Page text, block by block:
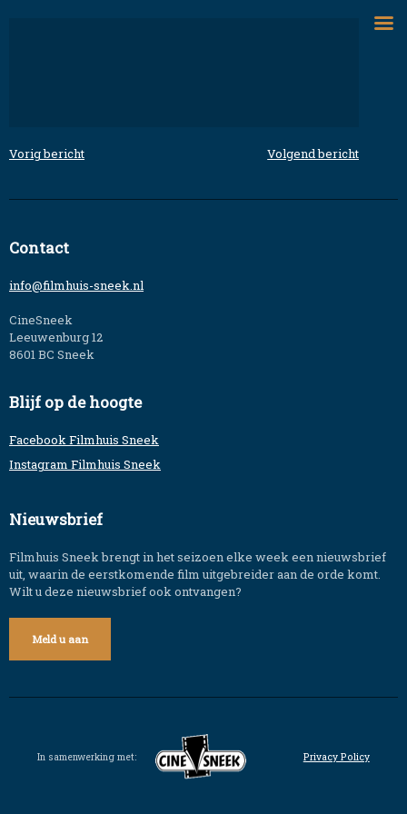
Bericht
navigatie
Vorig bericht Volgend bericht
Contact
info@filmhuis-sneek.nl
CineSneek
Leeuwenburg 12
8601 BC Sneek
Blijf op de hoogte
Facebook Filmhuis Sneek
Instagram Filmhuis Sneek
Nieuwsbrief
Filmhuis Sneek brengt in het seizoen elke week een nieuwsbrief
uit, waarin de eerstkomende film uitgebreider aan de orde komt.
Wilt u deze nieuwsbrief ook ontvangen?
Meld u aan
In samenwerking met: Privacy Policy